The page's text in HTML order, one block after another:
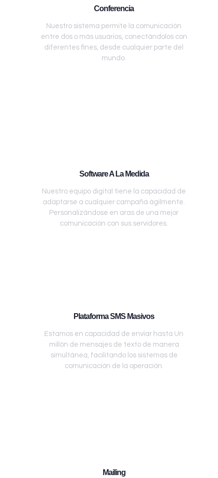
Conferencia
Nuestro sistema permite la comunicación
entre dos o más usuarios, conectándolos con
diferentes fines, desde cualquier parte del
mundo.
Software A La Medida
Nuestro equipo digital tiene la capacidad de
adaptarse a cualquier campaña ágilmente.
Personalizándose en aras de una mejor
comunicación con sus servidores.
Plataforma SMS Masivos
Estamos en capacidad de enviar hasta Un
millón de mensajes de texto de manera
simultánea, facilitando los sistemas de
comunicación de la operación.
Mailing